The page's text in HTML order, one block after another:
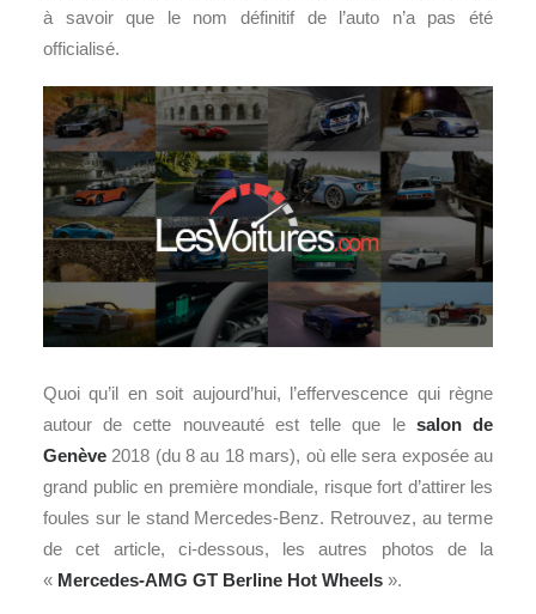
à savoir que le nom définitif de l’auto n’a pas été
officialisé.
Quoi qu’il en soit aujourd’hui, l’effervescence qui règne
autour de cette nouveauté est telle que le salon de
Genève 2018 (du 8 au 18 mars), où elle sera exposée au
grand public en première mondiale, risque fort d’attirer les
foules sur le stand Mercedes-Benz. Retrouvez, au terme
de cet article, ci-dessous, les autres photos de la
« Mercedes-AMG GT Berline Hot Wheels ».